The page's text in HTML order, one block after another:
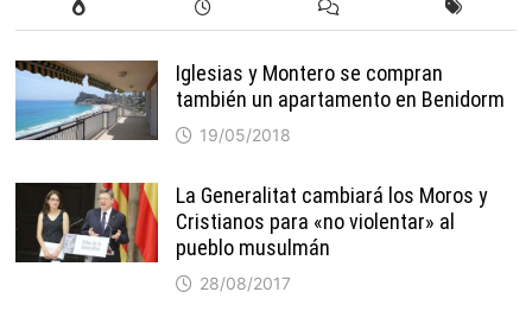
Iglesias y Montero se compran
también un apartamento en Benidorm
19/05/2018
La Generalitat cambiará los Moros y
Cristianos para «no violentar» al
pueblo musulmán
28/08/2017